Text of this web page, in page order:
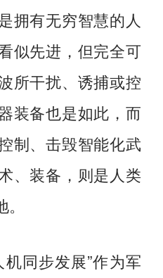
拥有无穷智慧的人
似先进，但完全可
所干扰、诱捕或控
装备也是如此，而
制、击毁智能化武
、装备，则是人类
同步发展”作为军